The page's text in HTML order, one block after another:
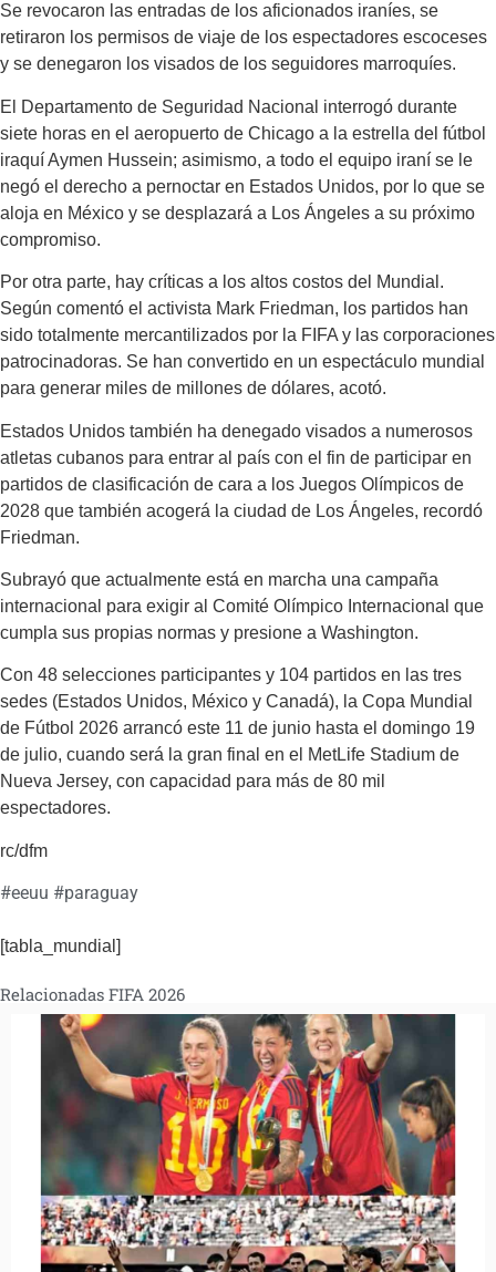
Se revocaron las entradas de los aficionados iraníes, se
retiraron los permisos de viaje de los espectadores escoceses
y se denegaron los visados de los seguidores marroquíes.
El Departamento de Seguridad Nacional interrogó durante
siete horas en el aeropuerto de Chicago a la estrella del fútbol
iraquí Aymen Hussein; asimismo, a todo el equipo iraní se le
negó el derecho a pernoctar en Estados Unidos, por lo que se
aloja en México y se desplazará a Los Ángeles a su próximo
compromiso.
Por otra parte, hay críticas a los altos costos del Mundial.
Según comentó el activista Mark Friedman, los partidos han
sido totalmente mercantilizados por la FIFA y las corporaciones
patrocinadoras. Se han convertido en un espectáculo mundial
para generar miles de millones de dólares, acotó.
Estados Unidos también ha denegado visados a numerosos
atletas cubanos para entrar al país con el fin de participar en
partidos de clasificación de cara a los Juegos Olímpicos de
2028 que también acogerá la ciudad de Los Ángeles, recordó
Friedman.
Subrayó que actualmente está en marcha una campaña
internacional para exigir al Comité Olímpico Internacional que
cumpla sus propias normas y presione a Washington.
Con 48 selecciones participantes y 104 partidos en las tres
sedes (Estados Unidos, México y Canadá), la Copa Mundial
de Fútbol 2026 arrancó este 11 de junio hasta el domingo 19
de julio, cuando será la gran final en el MetLife Stadium de
Nueva Jersey, con capacidad para más de 80 mil
espectadores.
rc/dfm
#eeuu #paraguay
[tabla_mundial]
Relacionadas FIFA 2026